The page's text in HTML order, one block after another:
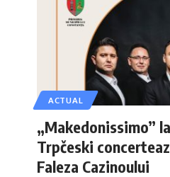
ACTUAL
„Makedonissimo”
Trpčeski
Faleza Cazinoului